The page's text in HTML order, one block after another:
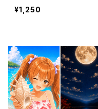
〈8〜11月カレンダー・3ヶ月
利用コード付き〉
¥1,250